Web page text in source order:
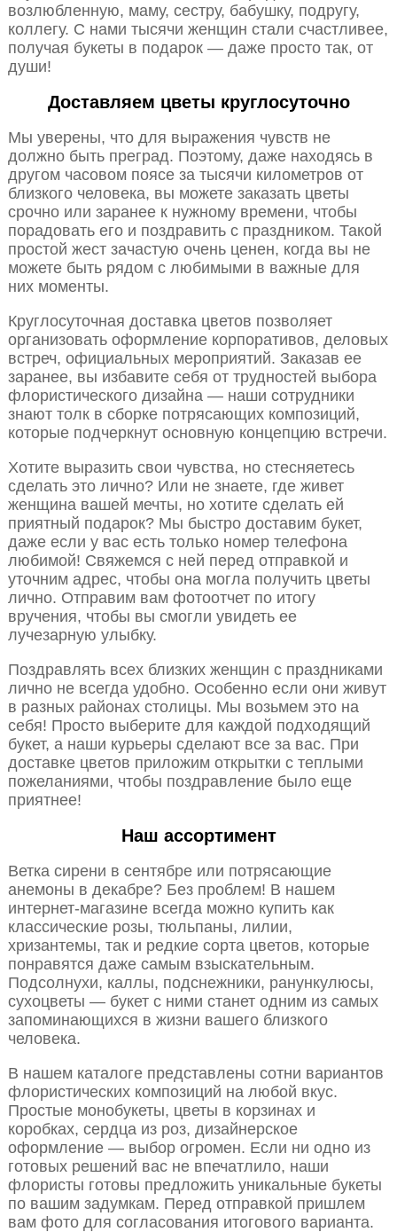
возлюбленную, маму, сестру, бабушку, подругу,
коллегу. С нами тысячи женщин стали счастливее,
получая букеты в подарок — даже просто так, от
души!
Доставляем цветы круглосуточно
Мы уверены, что для выражения чувств не
должно быть преград. Поэтому, даже находясь в
другом часовом поясе за тысячи километров от
близкого человека, вы можете заказать цветы
срочно или заранее к нужному времени, чтобы
порадовать его и поздравить с праздником. Такой
простой жест зачастую очень ценен, когда вы не
можете быть рядом с любимыми в важные для
них моменты.
Круглосуточная доставка цветов позволяет
организовать оформление корпоративов, деловых
встреч, официальных мероприятий. Заказав ее
заранее, вы избавите себя от трудностей выбора
флористического дизайна — наши сотрудники
знают толк в сборке потрясающих композиций,
которые подчеркнут основную концепцию встречи.
Хотите выразить свои чувства, но стесняетесь
сделать это лично? Или не знаете, где живет
женщина вашей мечты, но хотите сделать ей
приятный подарок? Мы быстро доставим букет,
даже если у вас есть только номер телефона
любимой! Свяжемся с ней перед отправкой и
уточним адрес, чтобы она могла получить цветы
лично. Отправим вам фотоотчет по итогу
вручения, чтобы вы смогли увидеть ее
лучезарную улыбку.
Поздравлять всех близких женщин с праздниками
лично не всегда удобно. Особенно если они живут
в разных районах столицы. Мы возьмем это на
себя! Просто выберите для каждой подходящий
букет, а наши курьеры сделают все за вас. При
доставке цветов приложим открытки с теплыми
пожеланиями, чтобы поздравление было еще
приятнее!
Наш ассортимент
Ветка сирени в сентябре или потрясающие
анемоны в декабре? Без проблем! В нашем
интернет-магазине всегда можно купить как
классические розы, тюльпаны, лилии,
хризантемы, так и редкие сорта цветов, которые
понравятся даже самым взыскательным.
Подсолнухи, каллы, подснежники, ранункулюсы,
сухоцветы — букет с ними станет одним из самых
запоминающихся в жизни вашего близкого
человека.
В нашем каталоге представлены сотни вариантов
флористических композиций на любой вкус.
Простые монобукеты, цветы в корзинах и
коробках, сердца из роз, дизайнерское
оформление — выбор огромен. Если ни одно из
готовых решений вас не впечатлило, наши
флористы готовы предложить уникальные букеты
по вашим задумкам. Перед отправкой пришлем
вам фото для согласования итогового варианта.